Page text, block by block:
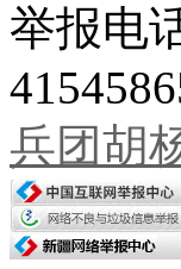
举报电
兵团胡